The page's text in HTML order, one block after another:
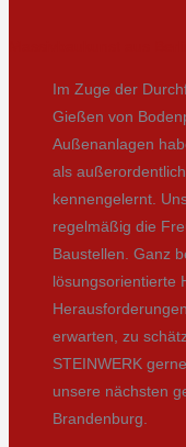
Im Zuge der
Gießen von
Außenanlagen
als
kennengelernt.
regelmäßig die
Baustellen. Ganz
lösungsorientierte
erwarten, zu
STEINWERK
unsere nächsten
Brandenburg.